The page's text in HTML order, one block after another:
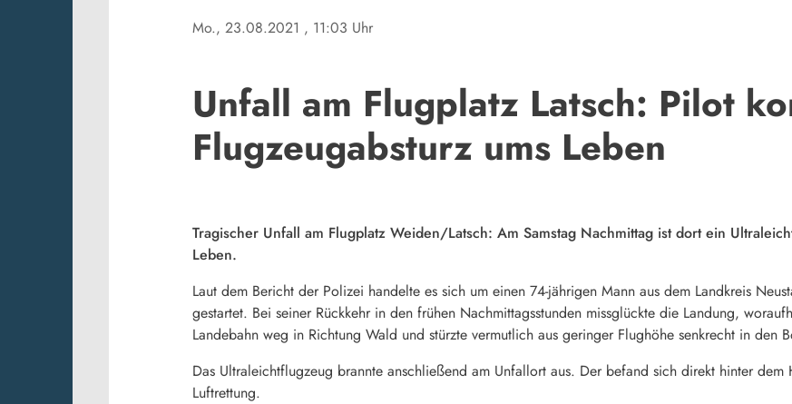
Mo., 23.08.2021 , 11:03 Uhr
Unfall am Flugplatz Latsch: Pilot
Flugzeugabsturz ums Leben
Tragischer Unfall am Flugplatz Weiden/Latsch: Am Samstag Nachmittag ist dort ein
Leben.
Laut dem Bericht der Polizei handelte es sich um einen 74-jährigen Mann aus dem Landkreis
gestartet. Bei seiner Rückkehr in den frühen Nachmittagsstunden missglückte die Landung,
Landebahn weg in Richtung Wald und stürzte vermutlich aus geringer Flughöhe senkrecht in den
Das Ultraleichtflugzeug brannte anschließend am Unfallort aus. Der befand sich direkt hinter
Luftrettung.